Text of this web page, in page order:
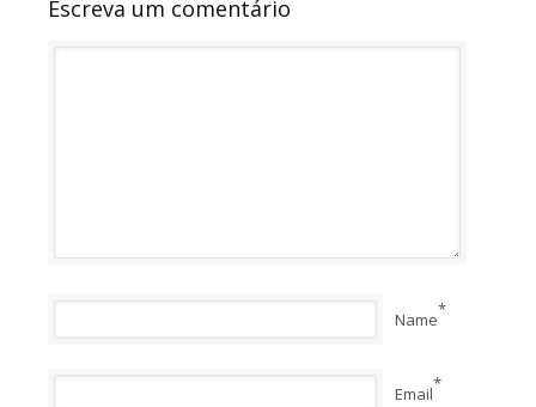
Escreva um comentário
Name*
Email*